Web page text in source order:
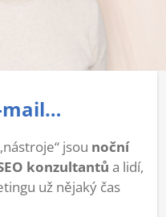
mail…
jsou noční
konzultantů a lidí,
už nějaký čas